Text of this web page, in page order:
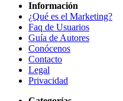
Información
¿Qué es el Marketing?
Faq de Usuarios
Guía de Autores
Conócenos
Contacto
Legal
Privacidad